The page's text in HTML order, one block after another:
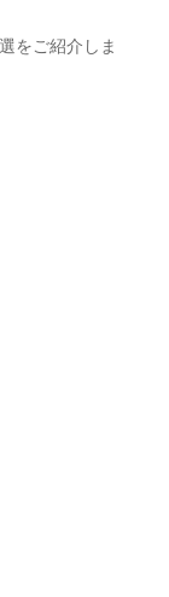
をご紹介しま